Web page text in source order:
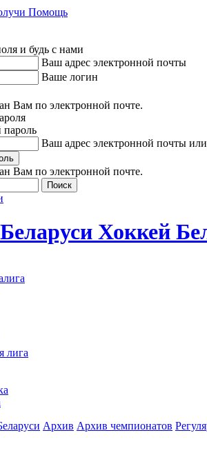
Помощь
и будь с нами
Ваш адрес электронной почты
Ваше логин
Вам по электронной почте.
пароль
Ваш адрес электронной почты
Вам по электронной почте.
Хоккей
лига
Архив Архив чемпионатов